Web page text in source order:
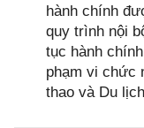
hành chính
quy trình nội
tục hành
phạm vi chức
thao và Du lịch